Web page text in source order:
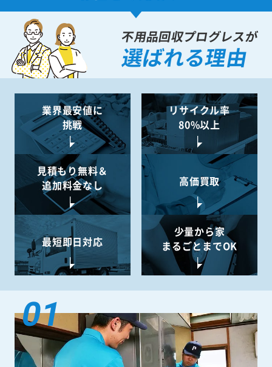
不用品回収プログレスが
選ばれる理由
業界最安値に
挑戦
リサイクル率
80%以上
見積もり無料＆
追加料金なし
高価買取
最短即日対応
少量から家
まるごとまでOK